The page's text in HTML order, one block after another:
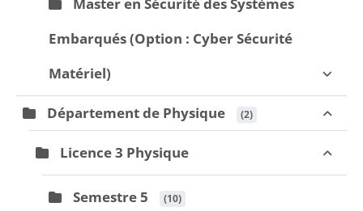
Embarqués (Option : Cyber Sécurité
Matériel)
Département de Physique (2)
Licence 3 Physique
Semestre 5 (10)